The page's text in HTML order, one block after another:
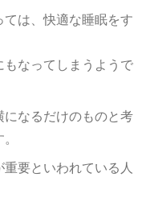
は、快適な睡眠をす
なってしまうようで
なるだけのものと考
要といわれている人